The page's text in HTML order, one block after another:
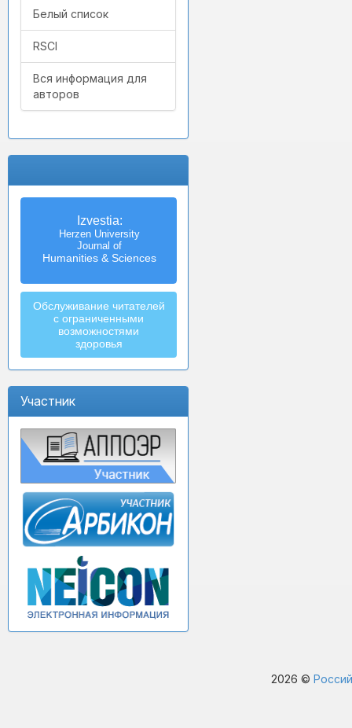
Белый список
RSCI
Вся информация для
авторов
Izvestia:
Herzen University
Journal of
Humanities & Sciences
Обслуживание читателей
с ограниченными
возможностями
здоровья
Участник
2026 ©